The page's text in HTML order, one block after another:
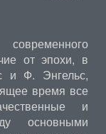
от эпохи, в
и Ф. Энгельс,
время все
и
основными